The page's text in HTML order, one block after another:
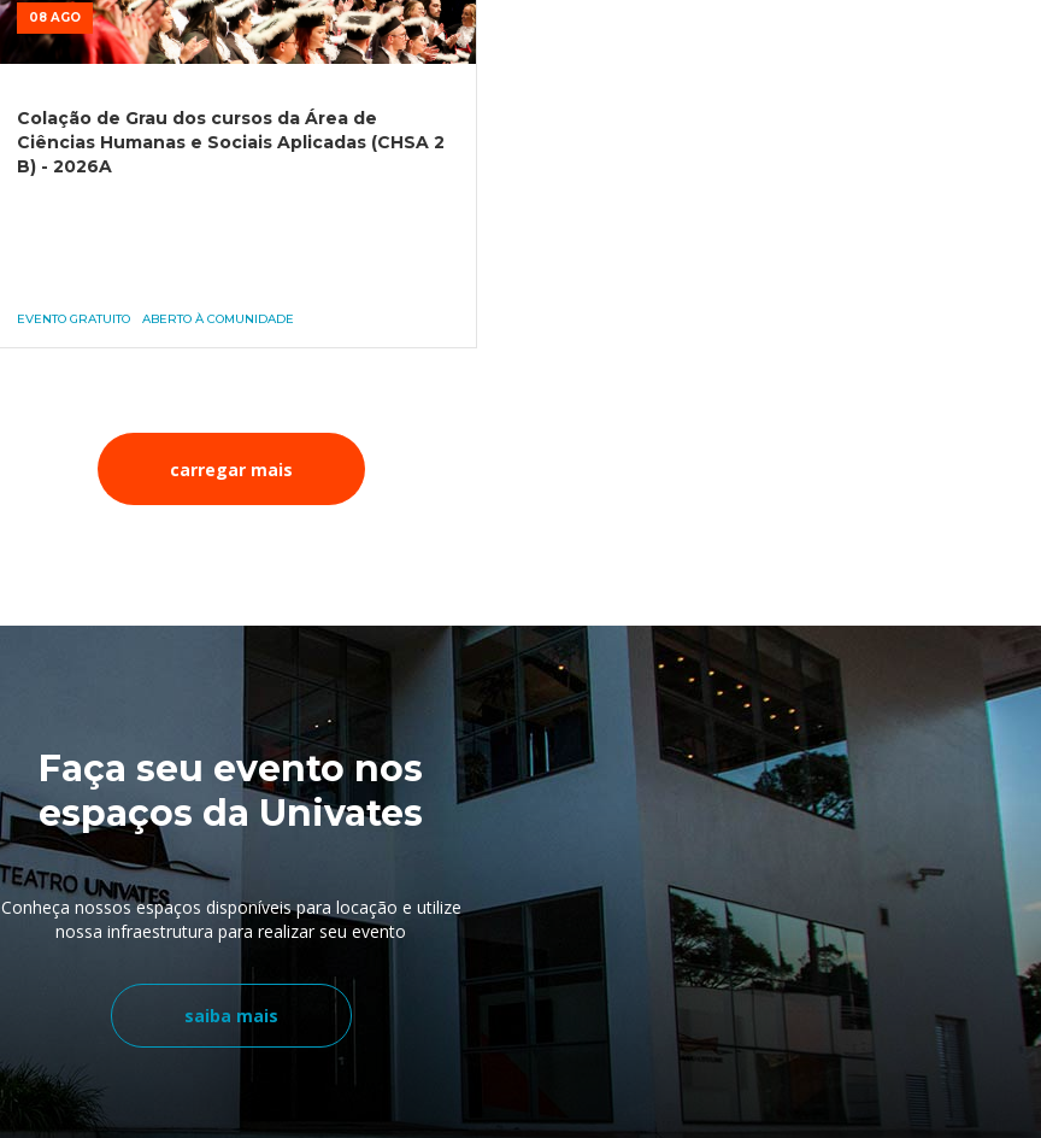
08 AGO
Colação de Grau dos cursos da Área de
Ciências Humanas e Sociais Aplicadas (CHSA 2
B) - 2026A
EVENTO GRATUITO ABERTO À COMUNIDADE
carregar mais
Faça seu evento nos
espaços da Univates
Conheça nossos espaços disponíveis para locação e utilize
nossa infraestrutura para realizar seu evento
saiba mais